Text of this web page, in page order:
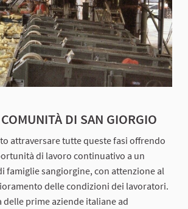
DI SAN GIORGIO
attraversare tutte queste fasi offrendo
di lavoro continuativo a un
famiglie sangiorgine, con attenzione al
delle condizioni dei lavoratori.
delle prime aziende italiane ad